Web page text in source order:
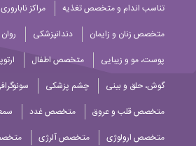
تناسب اندام و متخصص تغذیه مراکز ناباروری
متخصص زنان و زایمان
دندانپزشکی
پوست، مو و زیبایی
متخصص اطفال
گوش، حلق و بینی
چشم پزشکی
متخصص قلب و عروق
متخصص غدد
متخصص ارولوژی
متخصص آلرژی